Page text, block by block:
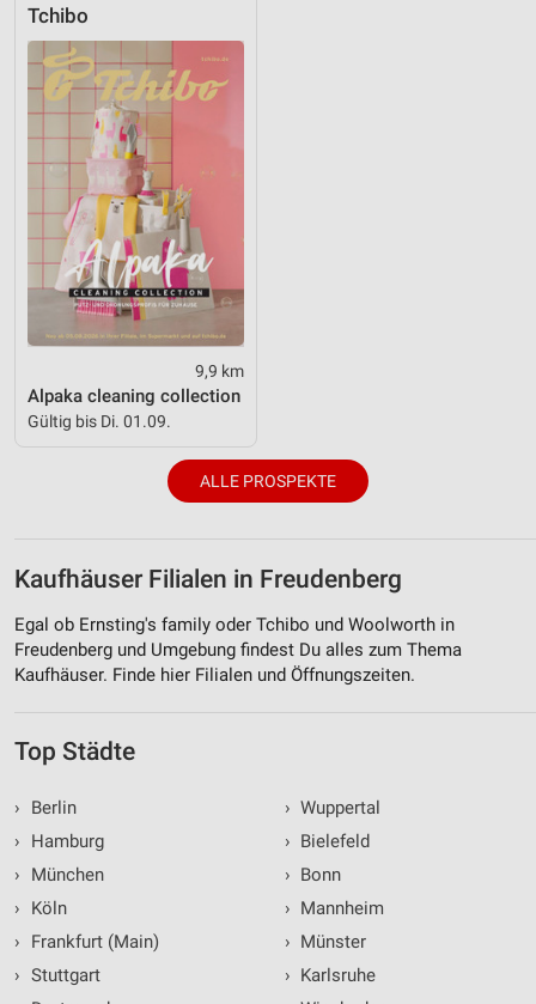
Tchibo
9,9 km
Alpaka cleaning collection
Gültig bis Di. 01.09.
ALLE PROSPEKTE
Kaufhäuser Filialen in Freudenberg
Egal ob Ernsting's family oder Tchibo und Woolworth in
Freudenberg und Umgebung findest Du alles zum Thema
Kaufhäuser. Finde hier Filialen und Öffnungszeiten.
Top Städte
›
Berlin
›
Hamburg
›
München
›
Köln
›
Frankfurt (Main)
› Stuttgart
› Wuppertal
› Bielefeld
› Bonn
› Mannheim
› Münster
› Karlsruhe